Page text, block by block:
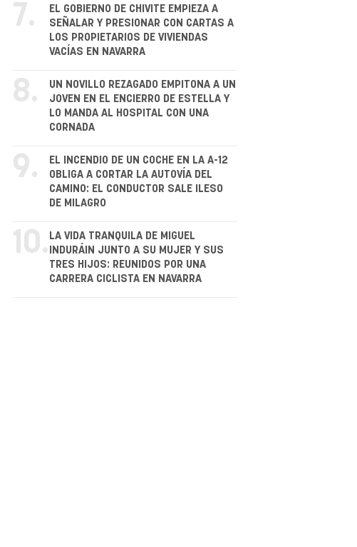
7.
EL GOBIERNO DE CHIVITE EMPIEZA A
SEÑALAR Y PRESIONAR CON CARTAS A
LOS PROPIETARIOS DE VIVIENDAS
VACÍAS EN NAVARRA
8.
UN NOVILLO REZAGADO EMPITONA A UN
JOVEN EN EL ENCIERRO DE ESTELLA Y
LO MANDA AL HOSPITAL CON UNA
CORNADA
9.
EL INCENDIO DE UN COCHE EN LA A-12
OBLIGA A CORTAR LA AUTOVÍA DEL
CAMINO: EL CONDUCTOR SALE ILESO
DE MILAGRO
10. LA VIDA TRANQUILA DE MIGUEL
INDURÁIN JUNTO A SU MUJER Y SUS
TRES HIJOS: REUNIDOS POR UNA
CARRERA CICLISTA EN NAVARRA